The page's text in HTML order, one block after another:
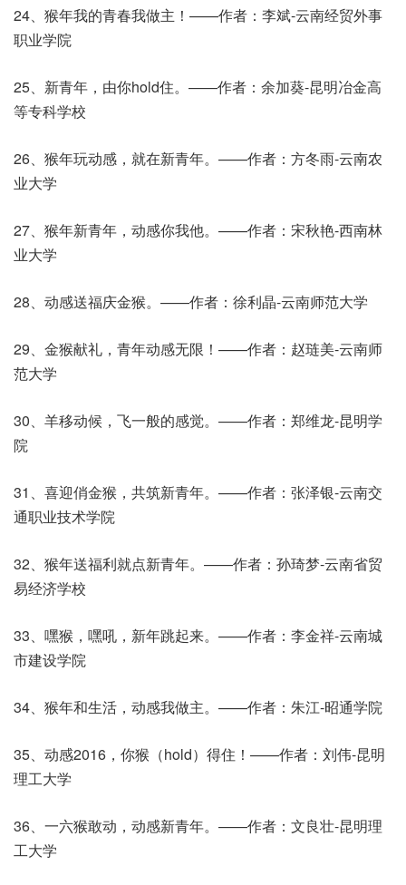
24、猴年我的青春我做主！——作者：李斌-云南经贸外事
职业学院
25、新青年，由你hold住。——作者：余加葵-昆明冶金高
等专科学校
26、猴年玩动感，就在新青年。——作者：方冬雨-云南农
业大学
27、猴年新青年，动感你我他。——作者：宋秋艳-西南林
业大学
28、动感送福庆金猴。——作者：徐利晶-云南师范大学
29、金猴献礼，青年动感无限！——作者：赵琏美-云南师
范大学
30、羊移动候，飞一般的感觉。——作者：郑维龙-昆明学
院
31、喜迎俏金猴，共筑新青年。——作者：张泽银-云南交
通职业技术学院
32、猴年送福利就点新青年。——作者：孙琦梦-云南省贸
易经济学校
33、嘿猴，嘿吼，新年跳起来。——作者：李金祥-云南城
市建设学院
34、猴年和生活，动感我做主。——作者：朱江-昭通学院
35、动感2016，你猴（hold）得住！——作者：刘伟-昆明
理工大学
36、一六猴敢动，动感新青年。——作者：文良壮-昆明理
工大学